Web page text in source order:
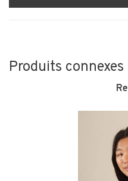
Produits connexes